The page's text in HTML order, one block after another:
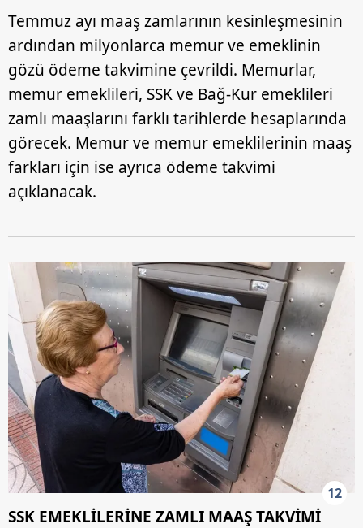
Temmuz ayı maaş zamlarının kesinleşmesinin
ardından milyonlarca memur ve emeklinin
gözü ödeme takvimine çevrildi. Memurlar,
memur emeklileri, SSK ve Bağ-Kur emeklileri
zamlı maaşlarını farklı tarihlerde hesaplarında
görecek. Memur ve memur emeklilerinin maaş
farkları için ise ayrıca ödeme takvimi
açıklanacak.
12
SSK EMEKLİLERİNE ZAMLI MAAŞ TAKVİMİ